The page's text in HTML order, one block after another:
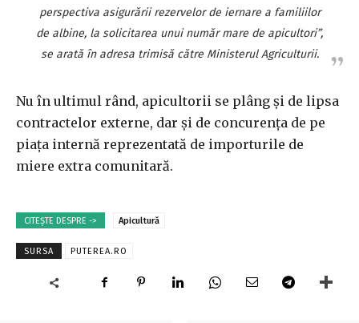
perspectiva asigurării rezervelor de iernare a familiilor
de albine, la solicitarea unui număr mare de apicultori”,
se arată în adresa trimisă către Ministerul Agriculturii.
Nu în ultimul rând, apicultorii se plâng și de lipsa
contractelor externe, dar și de concurența de pe
piața internă reprezentată de importurile de
miere extra comunitară.
CITEȘTE DESPRE -> Apicultură
SURSA PUTEREA.RO